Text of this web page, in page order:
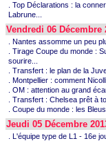
. Top Déclarations : la
Labrune...
Vendredi 06 Décembre
. Nantes assomme un peu
. Tirage Coupe du monde :
sourire...
. Transfert : le plan de la
. Montpellier : comment
. OM : attention au grand
. Transfert : Chelsea prêt à
. Coupe du monde : les
Jeudi 05 Décembre
. L'équipe type de L1 - 16e